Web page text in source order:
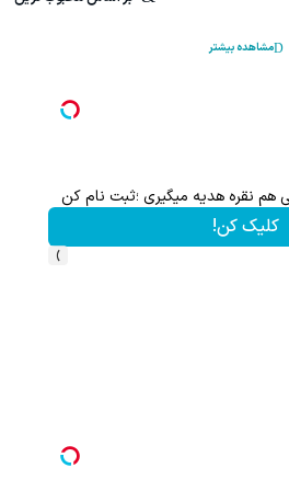
مشاهده بیشتر
هم نقره هدیه میگیری ؛ثبت نام کن
کلیک کن!
›